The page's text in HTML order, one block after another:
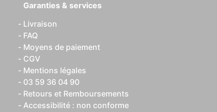
Garanties & services
Livraison
FAQ
Moyens de paiement
CGV
Mentions légales
03 59 36 04 90
Retours et Remboursements
Accessibilité : non conforme